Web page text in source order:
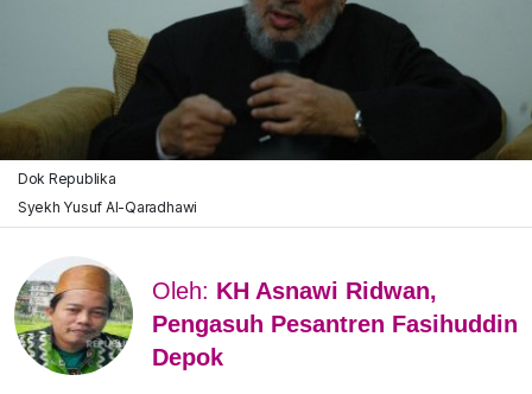
Dok Republika
Syekh Yusuf Al-Qaradhawi
Oleh: KH Asnawi Ridwan,
Pengasuh Pesantren Fasihuddin
Depok